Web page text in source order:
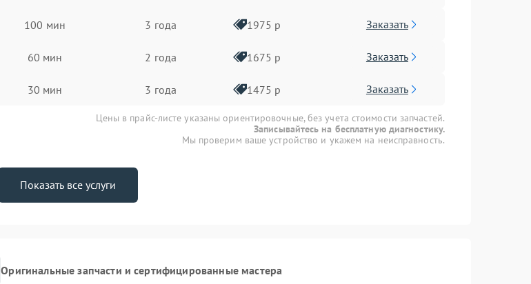
100 мин 3 года 1975 р Заказать
60 мин 2 года 1675 р Заказать
30 мин 3 года 1475 р Заказать
Цены в прайс-листе указаны ориентировочные, без учета стоимости запчастей.
Записывайтесь на бесплатную диагностику.
Мы проверим ваше устройство и укажем на неисправность.
Показать все услуги
Оригинальные запчасти и сертифицированные мастера